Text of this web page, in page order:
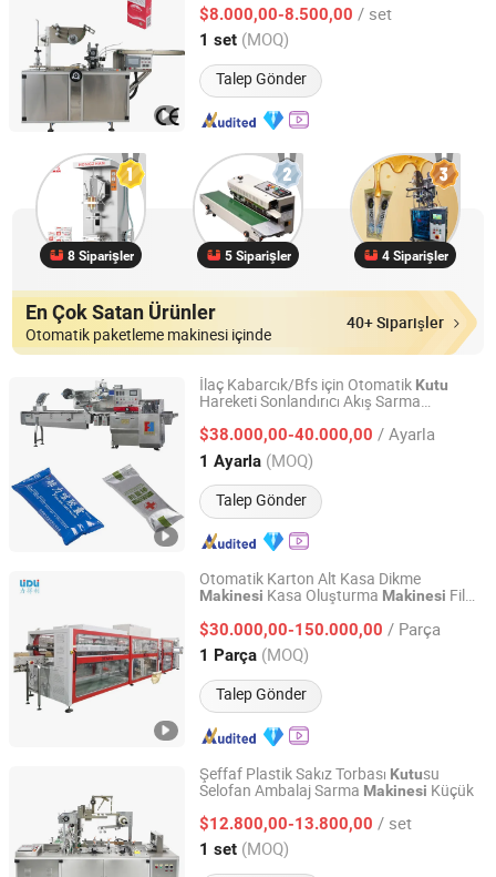
$8.000,00-8.500,00 / set
1 set (MOQ)
Talep Gönder
Zhejiang, China Fiyat 2020
8 Siparişler 5 Siparişler 4 Siparişler
En Çok Satan Ürünler
Otomatik paketleme makinesi içinde
40+ Siparişler
İlaç Kabarcık/Bfs için Otomatik Kutu
Hareketi Sonlandırıcı Akış Sarma
$38.000,00-40.000,00 / Ayarla
1 Ayarla (MOQ)
Talep Gönder
Qingdao Feifan Packing Machinery Co., Ltd.
Shandong, China Fiyat 2011
Otomatik Karton Alt Kasa Dikme
Makinesi Kasa Oluşturma Makinesi Film
KartonKutular için Ambalajlama
Makinesi
$30.000,00-150.000,00 / Parça
1 Parça (MOQ)
Talep Gönder
Lidli Intelligent Technology (Jiangsu) Co., Ltd.
Jiangsu, China Fiyat 2022
Şeffaf Plastik Sakız Torbası Kutusu
Selofan Ambalaj Sarma Makinesi Küçük
$12.800,00-13.800,00 / set
1 set (MOQ)
Zhejiang Jiedu Intelligent Machinery Technology Co.,Ltd
Zhejiang, China Fiyat 2020